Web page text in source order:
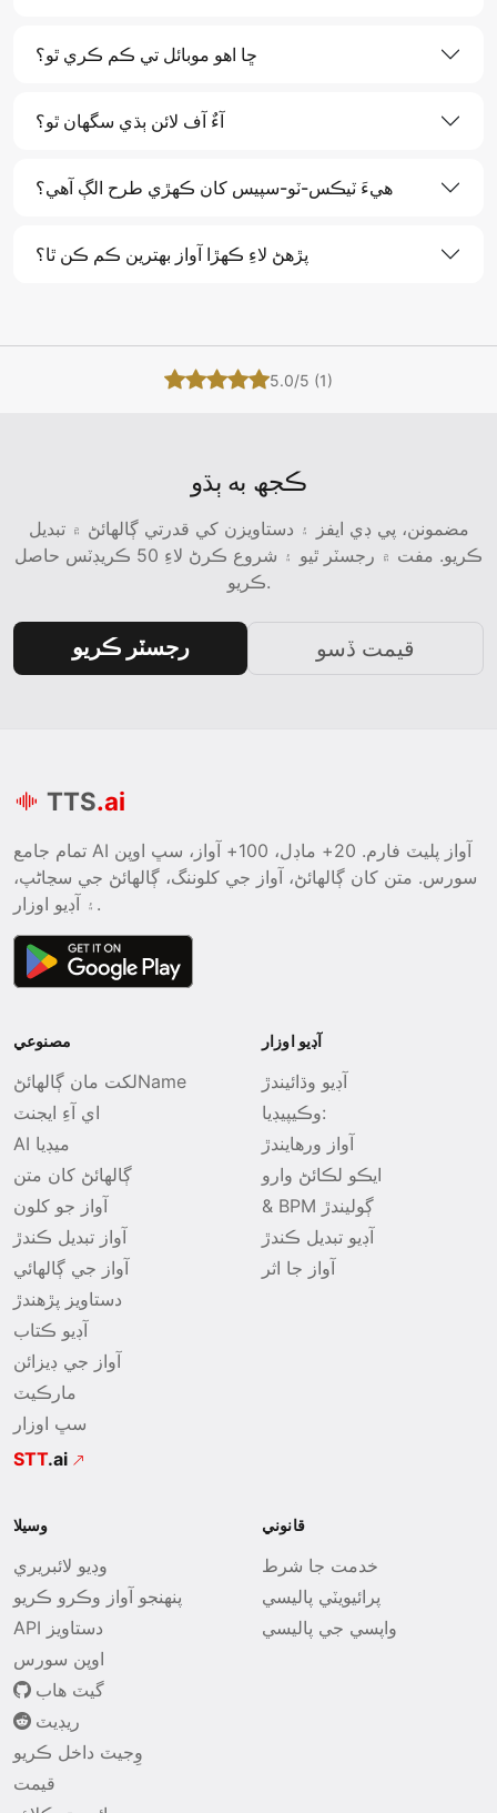
ڇا اهو موبائل تي ڪم ڪري ٿو؟
آءٌ آف لائن ٻڌي سگهان ٿو؟
هيءَ ٽيڪس-ٽو-سپيس کان ڪھڙي طرح الڳ آھي؟
پڙهڻ لاءِ ڪهڙا آواز بهترين ڪم ڪن ٿا؟
5.0/5 (1)
ڪجھ به ٻڌو
مضمونن، پي ڊي ايفز ۽ دستاويزن کي قدرتي ڳالهائڻ ۾ تبديل
ڪريو. مفت ۾ رجسٽر ٿيو ۽ شروع ڪرڻ لاءِ 50 ڪريڊٽس حاصل
ڪريو.
رجسٽر ڪريو قيمت ڏسو
TTS.ai
تمام جامع AI آواز پليٽ فارم. 20+ ماڊل، 100+ آواز، سڀ اوپن
سورس. متن کان ڳالهائڻ، آواز جي کلوننگ، ڳالهائڻ جي سڃاڻپ،
۽ آڊيو اوزار.
مصنوعي
لکت مان ڳالھائڻName
اي آءِ ايجنٽ
AI ميڊيا
ڳالھائڻ کان متن
آواز جو کلون
آواز تبديل ڪندڙ
آواز جي ڳالھائي
دستاويز پڙهندڙ
آڊيو ڪتاب
آواز جي ڊيزائن
مارڪيٽ
سڀ اوزار
STT.ai
آڊيو اوزار
آڊيو وڌائيندڙ
وڪيپيڊيا:
آواز ورهايندڙ
ايڪو لڪائڻ وارو
& BPM ڳوليندڙ
آڊيو تبديل ڪندڙ
آواز جا اثر
وسيلا
وڊيو لائبريري
پنھنجو آواز وڪرو ڪريو
API دستاويز
اوپن سورس
گيٽ هاب
ريڊيٽ
وِجيٽ داخل ڪريو
قيمت
قانوني
خدمت جا شرط
پرائيويٽي پاليسي
واپسي جي پاليسي